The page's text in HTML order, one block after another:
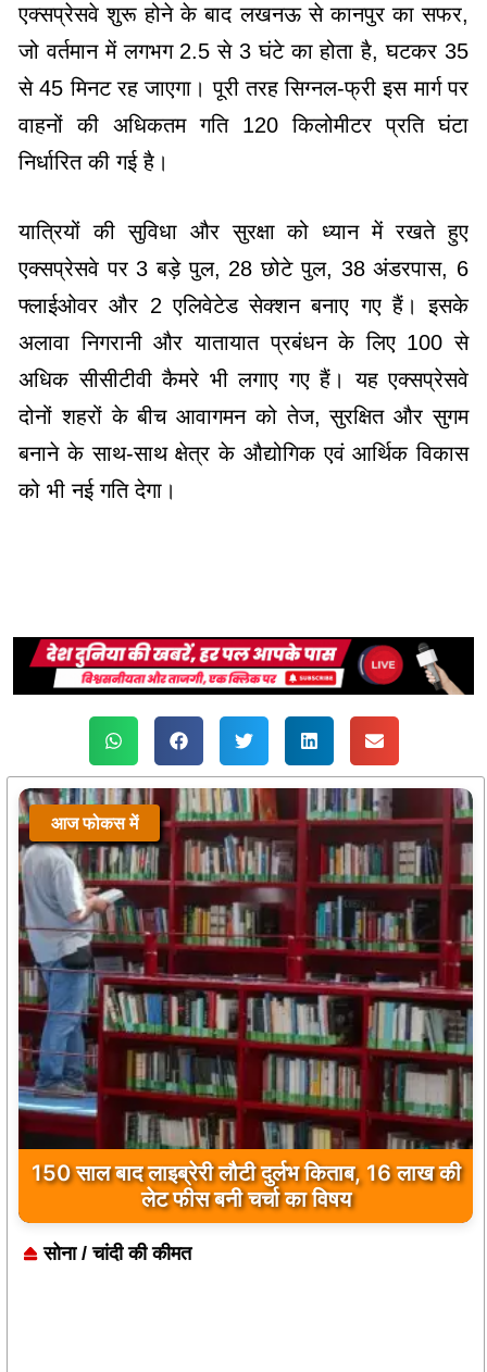
एक्सप्रेसवे शुरू होने के बाद लखनऊ से कानपुर का सफर,
जो वर्तमान में लगभग 2.5 से 3 घंटे का होता है, घटकर 35
से 45 मिनट रह जाएगा। पूरी तरह सिग्नल-फ्री इस मार्ग पर
वाहनों की अधिकतम गति 120 किलोमीटर प्रति घंटा
निर्धारित की गई है।
यात्रियों की सुविधा और सुरक्षा को ध्यान में रखते हुए
एक्सप्रेसवे पर 3 बड़े पुल, 28 छोटे पुल, 38 अंडरपास, 6
फ्लाईओवर और 2 एलिवेटेड सेक्शन बनाए गए हैं। इसके
अलावा निगरानी और यातायात प्रबंधन के लिए 100 से
अधिक सीसीटीवी कैमरे भी लगाए गए हैं। यह एक्सप्रेसवे
दोनों शहरों के बीच आवागमन को तेज, सुरक्षित और सुगम
बनाने के साथ-साथ क्षेत्र के औद्योगिक एवं आर्थिक विकास
को भी नई गति देगा।
आज फोकस में
150 साल बाद लाइब्रेरी लौटी दुर्लभ किताब, 16 लाख की
लेट फीस बनी चर्चा का विषय
सोना / चांदी की कीमत